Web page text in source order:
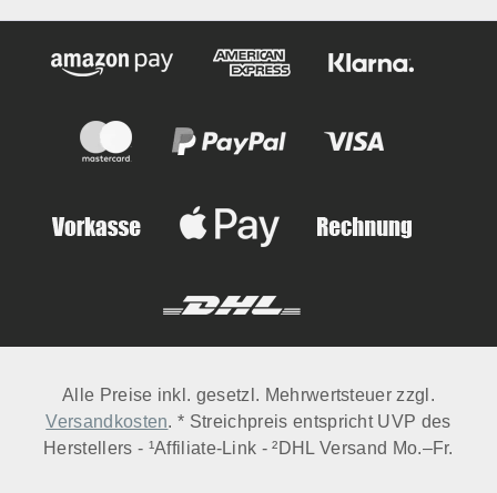
Alle Preise inkl. gesetzl. Mehrwertsteuer zzgl.
Versandkosten. * Streichpreis entspricht UVP des
Herstellers - ¹Affiliate-Link - ²DHL Versand Mo.–Fr.